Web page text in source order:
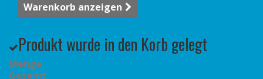
Warenkorb anzeigen
Produkt wurde in den Korb gelegt
Menge
Gesamt